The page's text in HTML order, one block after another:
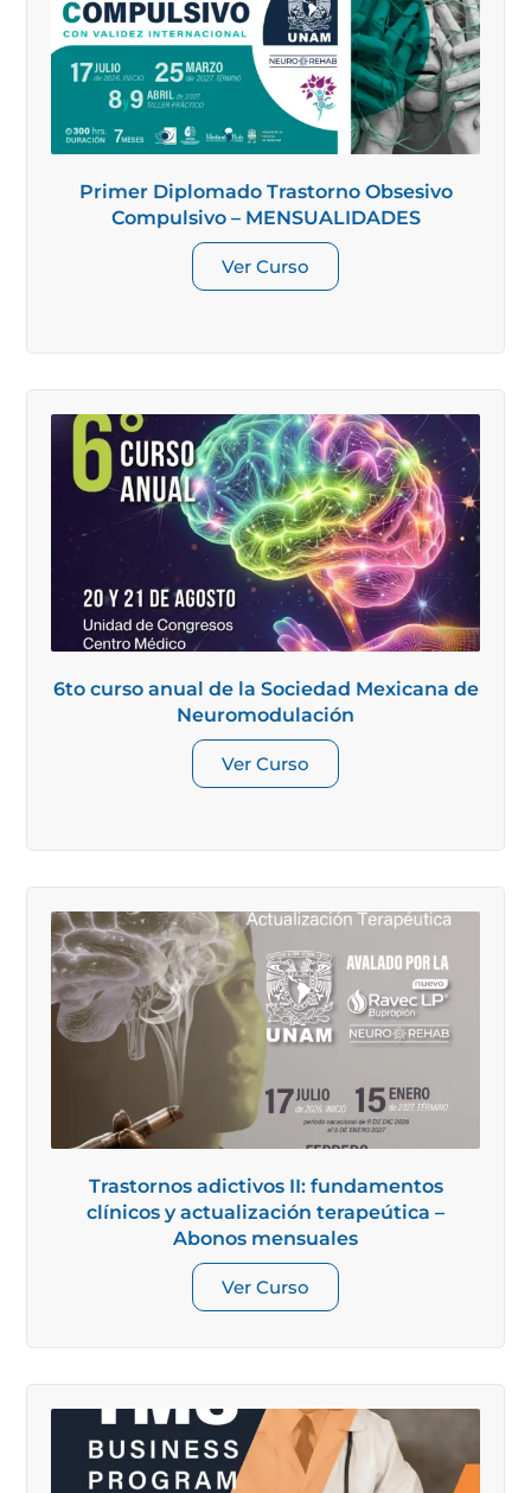
Primer Diplomado Trastorno Obsesivo
Compulsivo – MENSUALIDADES
Ver Curso
6to curso anual de la Sociedad Mexicana de
Neuromodulación
Ver Curso
Trastornos adictivos II: fundamentos
clínicos y actualización terapeútica –
Abonos mensuales
Ver Curso